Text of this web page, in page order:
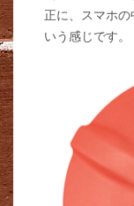
正に、スマホ
いう感じです。